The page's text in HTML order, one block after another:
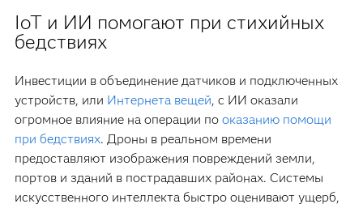
IoT и ИИ помогают при стихийных
бедствиях
Инвестиции в объединение датчиков и подключенных
устройств, или Интернета вещей, с ИИ оказали
огромное влияние на операции по оказанию помощи
при бедствиях. Дроны в реальном времени
предоставляют изображения повреждений земли,
портов и зданий в пострадавших районах. Системы
искусственного интеллекта быстро оценивают ущерб,